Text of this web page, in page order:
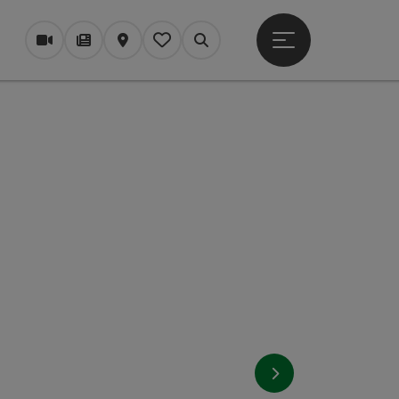
WebcamsTijdschrift/Blog
KaartMijn notitieblok
Zoek op
Startmenu openen
nächstes Element